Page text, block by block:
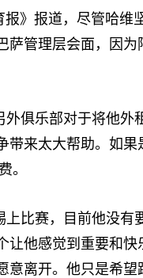
》报道，尽管哈维
萨管理层会面，因
俱乐部对于将他外
带来太大帮助。如
。
比赛，目前他没有
让他感觉到重要和
意离开。他只是希